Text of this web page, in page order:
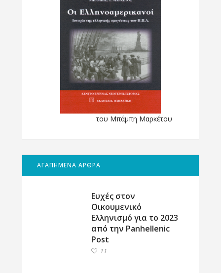
του Μπάμπη Μαρκέτου
ΑΓΑΠΗΜΕΝΑ ΑΡΘΡΑ
Ευχές στον
Οικουμενικό
Ελληνισμό για το 2023
από την Panhellenic
Post
11